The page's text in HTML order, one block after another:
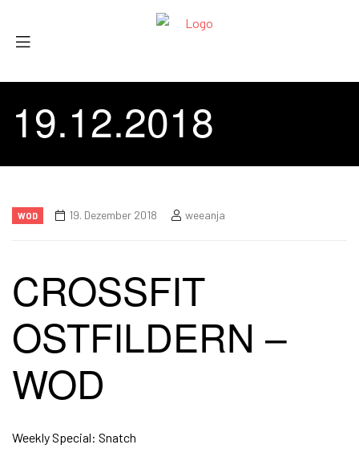
19.12.2018
WOD 19. Dezember 2018 weeanja
CROSSFIT
OSTFILDERN –
WOD
Weekly Special: Snatch